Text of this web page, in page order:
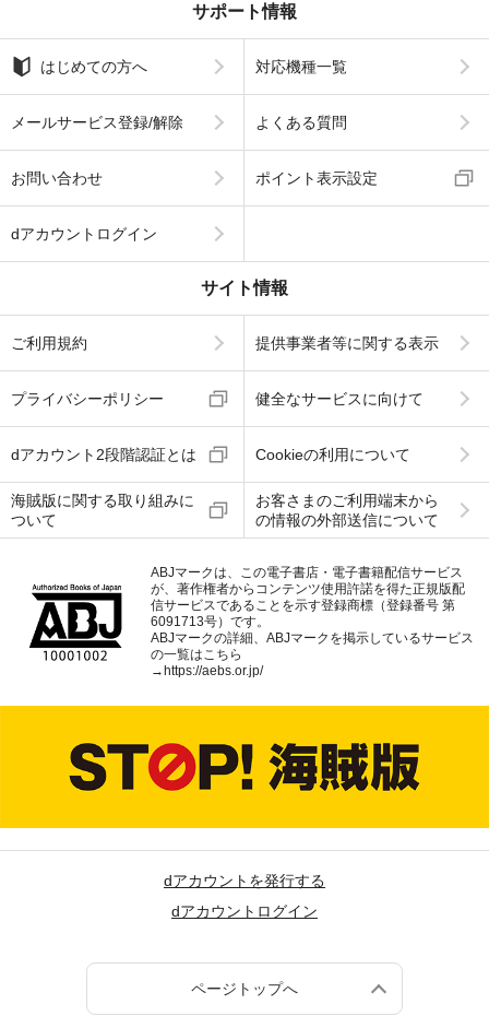
サポート情報
はじめての方へ 対応機種一覧
メールサービス登録/解除 よくある質問
お問い合わせ ポイント表示設定
dアカウントログイン
サイト情報
ご利用規約 提供事業者等に関する表示
プライバシーポリシー 健全なサービスに向けて
dアカウント2段階認証とは Cookieの利用について
海賊版に関する取り組みに
ついて
お客さまのご利用端末から
の情報の外部送信について
ABJマークは、この電子書店・電子書籍配信サービス
が、著作権者からコンテンツ使用許諾を得た正規版配
信サービスであることを示す登録商標（登録番号 第
6091713号）です。
ABJマークの詳細、ABJマークを掲示しているサービス
の一覧はこちら
→ https://aebs.or.jp/
dアカウントを発行する
dアカウントログイン
ページトップへ